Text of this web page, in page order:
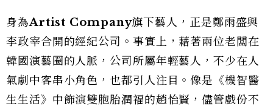
身為Artist Company旗下藝人，正是鄭雨盛與
李政宰合開的經紀公司。事實上，藉著兩位老闆在
韓國演藝圈的人脈，公司所屬年輕藝人，不少在人
氣劇中客串小角色，也都引人注目。像是《機智醫
生生活》中飾演雙胞胎潤福的趙怡賢，儘管戲份不